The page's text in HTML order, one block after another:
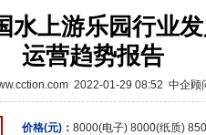
水上游乐园行业
运营趋势报告
2022-01-29 08:52 中企顾
价格(元)： 8000(电子) 8000(纸质)